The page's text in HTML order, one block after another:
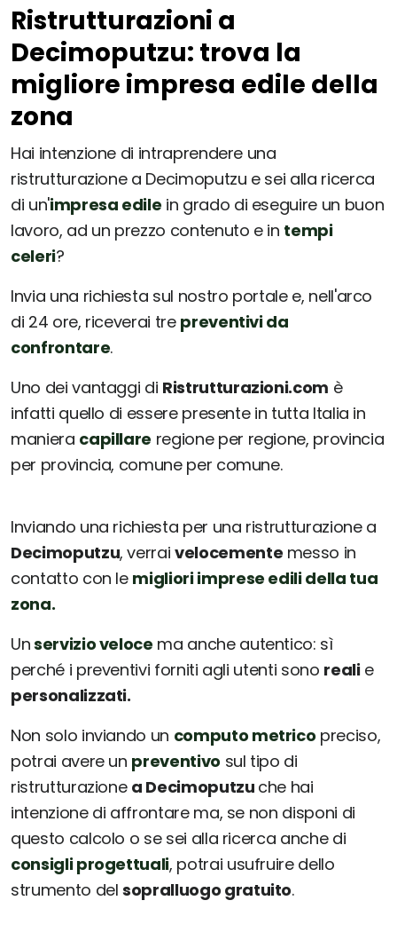
Ristrutturazioni a
Decimoputzu: trova la
migliore impresa edile della
zona
Hai intenzione di intraprendere una
ristrutturazione a Decimoputzu e sei alla ricerca
di un'impresa edile in grado di eseguire un buon
lavoro, ad un prezzo contenuto e in tempi
celeri?
Invia una richiesta sul nostro portale e, nell'arco
di 24 ore, riceverai tre preventivi da
confrontare.
Uno dei vantaggi di Ristrutturazioni.com è
infatti quello di essere presente in tutta Italia in
maniera capillare regione per regione, provincia
per provincia, comune per comune.
Inviando una richiesta per una ristrutturazione a
Decimoputzu, verraivelocemente messo in
contatto con le migliori imprese edili della tua
zona.
Unservizio veloce ma anche autentico: sì
perché i preventivi forniti agli utenti sono realie
personalizzati.
Non solo inviando un computo metrico preciso,
potrai avere un preventivo sul tipo di
ristrutturazione a Decimoputzu che hai
intenzione di affrontare ma, se non disponi di
questo calcolo o se sei alla ricerca anche di
consigli progettuali, potrai usufruire dello
strumento delsopralluogo gratuito.